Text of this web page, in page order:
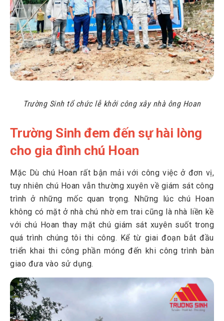
Trường Sinh tổ chức lễ khởi công xây nhà ông Hoan
Trường Sinh đem đến sự hài lòng
cho gia đình chú Hoan
Mặc Dù chú Hoan rất bận mải với công việc ở đơn vị,
tuy nhiên chú Hoan vẫn thường xuyên về giám sát công
trình ở những mốc quan trọng. Những lúc chú Hoan
không có mặt ở nhà chú nhờ em trai cũng là nhà liền kề
với chú Hoan thay mặt chú giám sát xuyên suốt trong
quá trình chúng tôi thi công. Kể từ giai đoạn bắt đầu
triển khai thi công phần móng đến khi công trình bàn
giao đưa vào sử dụng.